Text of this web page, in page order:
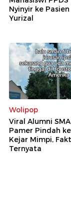
Nyinyir ke Pasien
Yurizal
Wolipop
Viral Alumni
Pamer Pindah
Kejar Mimpi,
Ternyata